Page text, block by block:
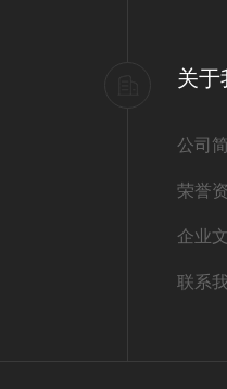
关于
公司
荣誉
企业
联系